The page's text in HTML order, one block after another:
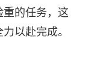
的任务，这
以赴完成。